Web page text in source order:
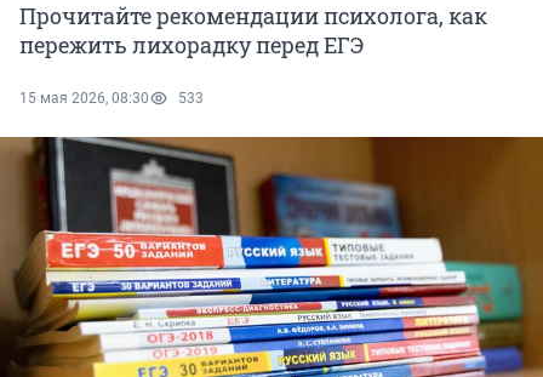
Прочитайте рекомендации психолога, как
пережить лихорадку перед ЕГЭ
15 мая 2026, 08:30 533